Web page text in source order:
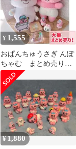
¥ 1,555
おぱんちゅうさぎ んぽ
ちゃむ まとめ売り
ぬいぐるみ キーホル
ダー ワッペン 他
¥1,880